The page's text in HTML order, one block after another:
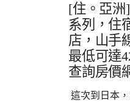
[住。亞洲
系列，住
店，山手
最低可達
查詢房價
這次到日本